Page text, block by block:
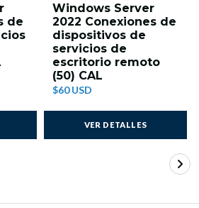
de
Windows Server
2022 Conexiones de
dispositivos de
servicios de
escritorio remoto
(50) CAL
$60 USD
VER DETALLES